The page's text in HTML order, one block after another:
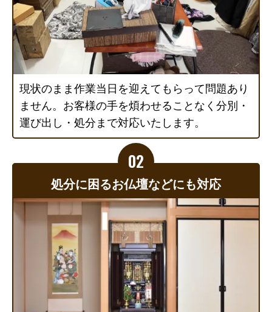
現状のまま作業当日を迎えてもらって問題あり
ません。お客様の手を煩わせることなく分別・
運び出し・処分まで対応いたします。
処分に困るお仏壇などにも対応